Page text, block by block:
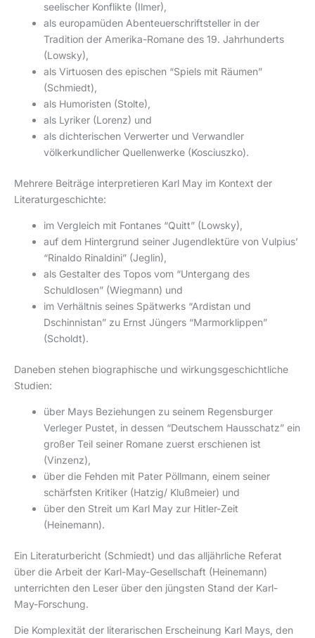
seelischer Konflikte (Ilmer),
als europamüden Abenteuerschriftsteller in der
Tradition der Amerika-Romane des 19. Jahrhunderts
(Lowsky),
als Virtuosen des epischen “Spiels mit Räumen”
(Schmiedt),
als Humoristen (Stolte),
als Lyriker (Lorenz) und
als dichterischen Verwerter und Verwandler
völkerkundlicher Quellenwerke (Kosciuszko).
Mehrere Beiträge interpretieren Karl May im Kontext der
Literaturgeschichte:
im Vergleich mit Fontanes “Quitt” (Lowsky),
auf dem Hintergrund seiner Jugendlektüre von Vulpius’
“Rinaldo Rinaldini” (Jeglin),
als Gestalter des Topos vom “Untergang des
Schuldlosen” (Wiegmann) und
im Verhältnis seines Spätwerks “Ardistan und
Dschinnistan” zu Ernst Jüngers “Marmorklippen”
(Scholdt).
Daneben stehen biographische und wirkungsgeschichtliche
Studien:
über Mays Beziehungen zu seinem Regensburger
Verleger Pustet, in dessen “Deutschem Hausschatz” ein
großer Teil seiner Romane zuerst erschienen ist
(Vinzenz),
über die Fehden mit Pater Pöllmann, einem seiner
schärfsten Kritiker (Hatzig/ Klußmeier) und
über den Streit um Karl May zur Hitler-Zeit
(Heinemann).
Ein Literaturbericht (Schmiedt) und das alljährliche Referat
über die Arbeit der Karl-May-Gesellschaft (Heinemann)
unterrichten den Leser über den jüngsten Stand der Karl-
May-Forschung.
Die Komplexität der literarischen Erscheinung Karl Mays, den